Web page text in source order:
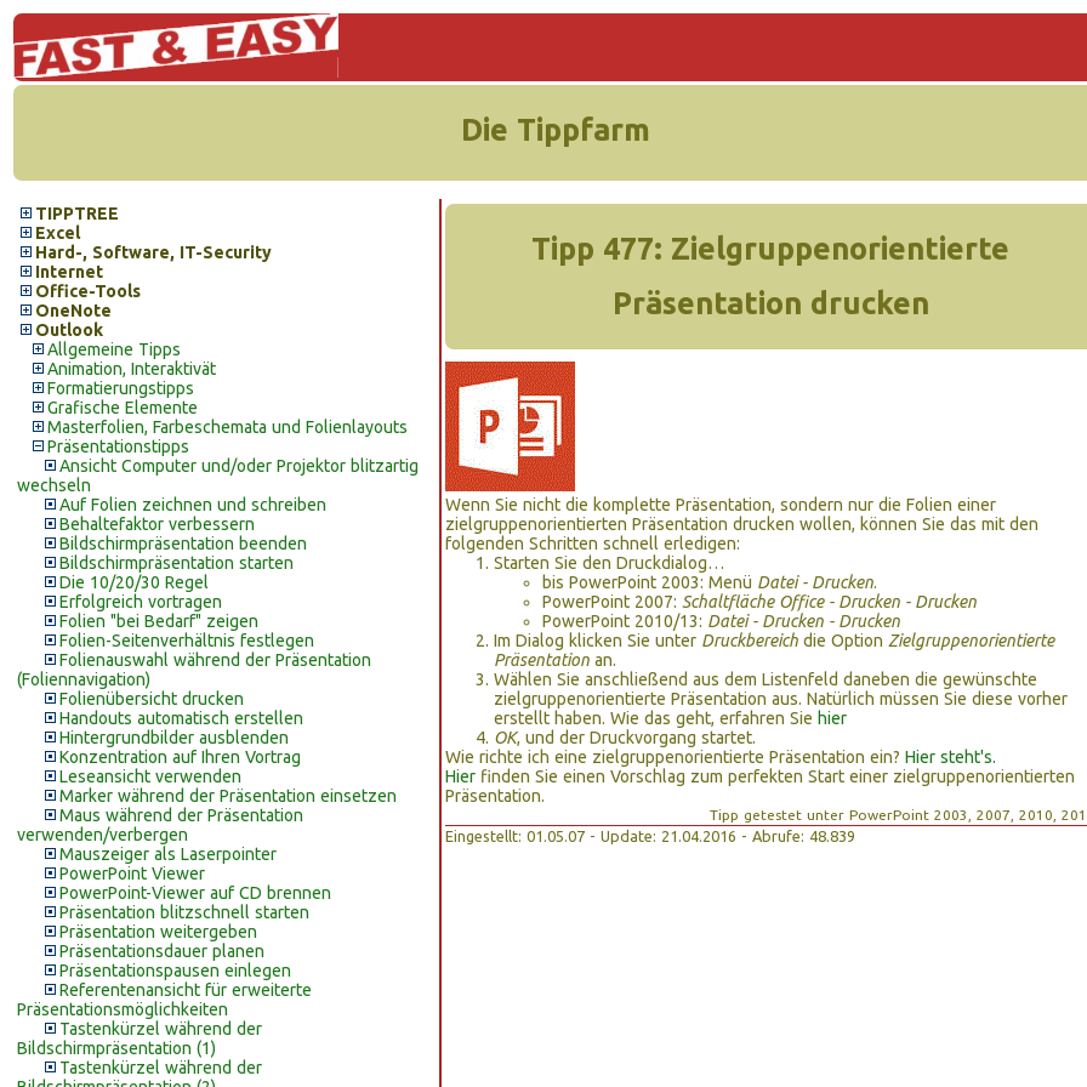
Die Tippfarm
TIPPTREE
Excel
Hard-, Software, IT-Security
Internet
Office-Tools
OneNote
Outlook
Allgemeine Tipps
Animation, Interaktivät
Formatierungstipps
Grafische Elemente
Masterfolien, Farbeschemata und Folienlayouts
Präsentationstipps
Ansicht Computer und/oder Projektor blitzartig
wechseln
Auf Folien zeichnen und schreiben
Behaltefaktor verbessern
Bildschirmpräsentation beenden
Bildschirmpräsentation starten
Die 10/20/30 Regel
Erfolgreich vortragen
Folien "bei Bedarf" zeigen
Folien-Seitenverhältnis festlegen
Folienauswahl während der Präsentation
(Foliennavigation)
Folienübersicht drucken
Handouts automatisch erstellen
Hintergrundbilder ausblenden
Konzentration auf Ihren Vortrag
Leseansicht verwenden
Marker während der Präsentation einsetzen
Maus während der Präsentation
verwenden/verbergen
Mauszeiger als Laserpointer
PowerPoint Viewer
PowerPoint-Viewer auf CD brennen
Präsentation blitzschnell starten
Präsentation weitergeben
Präsentationsdauer planen
Präsentationspausen einlegen
Referentenansicht für erweiterte
Präsentationsmöglichkeiten
Tastenkürzel während der
Bildschirmpräsentation (1)
Tastenkürzel während der
Tipp 477: Zielgruppenorientierte
Präsentation drucken
Wenn Sie nicht die komplette Präsentation, sondern nur die Folien einer
zielgruppenorientierten Präsentation drucken wollen, können Sie das mit den
folgenden Schritten schnell erledigen:
Starten Sie den Druckdialog…
bis PowerPoint 2003: Menü Datei - Drucken.
PowerPoint 2007: Schaltfläche Office - Drucken - Drucken
PowerPoint 2010/13: Datei - Drucken - Drucken
Im Dialog klicken Sie unter Druckbereich die Option Zielgruppenorientierte
Präsentation an.
Wählen Sie anschließend aus dem Listenfeld daneben die gewünschte
zielgruppenorientierte Präsentation aus. Natürlich müssen Sie diese vorher
erstellt haben. Wie das geht, erfahren Sie hier
OK, und der Druckvorgang startet.
Wie richte ich eine zielgruppenorientierte Präsentation ein? Hier steht's.
Hier finden Sie einen Vorschlag zum perfekten Start einer zielgruppenorientierten
Präsentation.
Tipp getestet unter PowerPoint 2003, 2007, 2010,
Eingestellt: 01.05.07 - Update: 21.04.2016 - Abrufe: 48.839